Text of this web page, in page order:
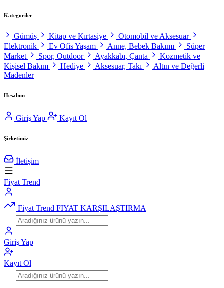
Kategoriler
Gümüş Kitap ve Kırtasiye
Otomobil ve Aksesuar
Elektronik
Ev Ofis Yaşam Anne, Bebek Bakımı
Süper
Market
Spor, Outdoor Ayakkabı, Çanta
Kozmetik ve
Kişisel Bakım
Hediye Aksesuar, Takı
Altın ve Değerli
Madenler
Hesabım
Giriş Yap Kayıt Ol
Şirketimiz
İletişim
Fiyat Trend
Fiyat Trend FIYAT KARŞILAŞTIRMA
Giriş Yap
Kayıt Ol